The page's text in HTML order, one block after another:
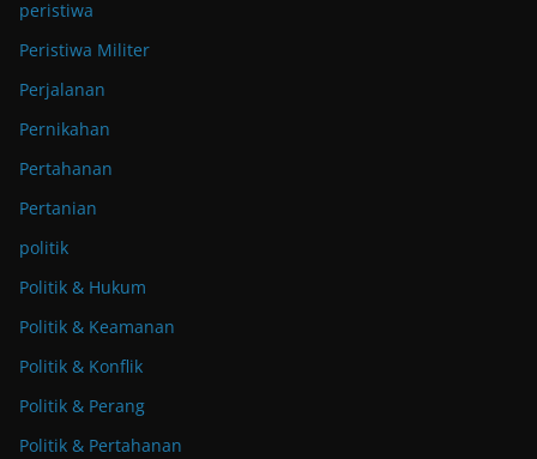
peristiwa
Peristiwa Militer
Perjalanan
Pernikahan
Pertahanan
Pertanian
politik
Politik & Hukum
Politik & Keamanan
Politik & Konflik
Politik & Perang
Politik & Pertahanan